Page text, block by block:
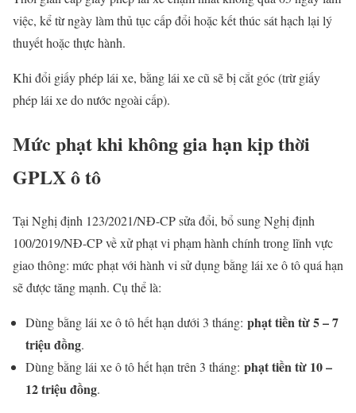
việc, kể từ ngày làm thủ tục cấp đổi hoặc kết thúc sát hạch lại lý
thuyết hoặc thực hành.
Khi đổi giấy phép lái xe, bằng lái xe cũ sẽ bị cắt góc (trừ giấy
phép lái xe do nước ngoài cấp).
Mức phạt khi không gia hạn kịp thời
GPLX ô tô
Tại Nghị định 123/2021/NĐ-CP sửa đổi, bổ sung Nghị định
100/2019/NĐ-CP về xử phạt vi phạm hành chính trong lĩnh vực
giao thông: mức phạt với hành vi sử dụng bằng lái xe ô tô quá hạn
sẽ được tăng mạnh. Cụ thể là:
Dùng bằng lái xe ô tô hết hạn dưới 3 tháng: phạt tiền từ 5 – 7
triệu đồng.
Dùng bằng lái xe ô tô hết hạn trên 3 tháng: phạt tiền từ 10 –
12 triệu đồng.